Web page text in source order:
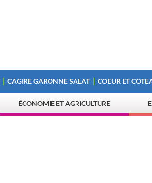
CAGIRE GARONNE SALAT COEUR ET
ÉCONOMIE ET AGRICULTURE